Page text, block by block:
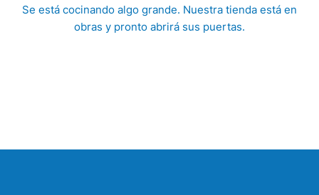
Se está cocinando algo grande. Nuestra tienda está en
obras y pronto abrirá sus puertas.